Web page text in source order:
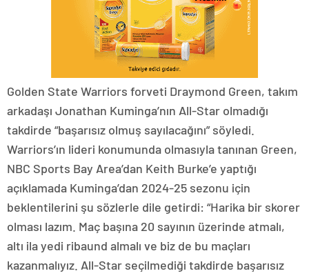
Golden State Warriors forveti Draymond Green, takım
arkadaşı Jonathan Kuminga’nın All-Star olmadığı
takdirde “başarısız olmuş sayılacağını” söyledi.
Warriors’ın lideri konumunda olmasıyla tanınan Green,
NBC Sports Bay Area’dan Keith Burke’e yaptığı
açıklamada Kuminga’dan 2024-25 sezonu için
beklentilerini şu sözlerle dile getirdi: “Harika bir skorer
olması lazım. Maç başına 20 sayının üzerinde atmalı,
altı ila yedi ribaund almalı ve biz de bu maçları
kazanmalıyız. All-Star seçilmediği takdirde başarısız